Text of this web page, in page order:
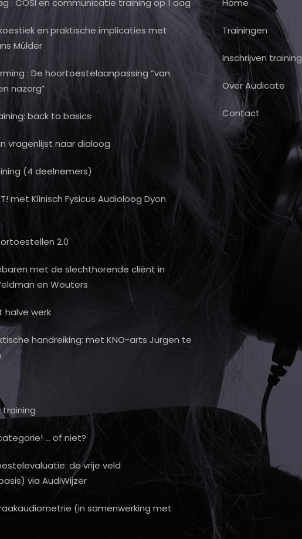
: COSI en communicatie training op 1 dag
en praktische implicaties met
Mülder
: De hoortoestelaanpassing “van
nazorg”
back to basics
vragenlijst naar dialoog
(4 deelnemers)
met Klinisch Fysicus Audioloog Dyon
2.0
met de slechthorende cliënt in
en Wouters
halve werk
handreiking: met KNO-arts Jurgen te
training
… of niet?
de vrije veld
via AudiWijzer
(in samenwerking met
Home
Trainingen
Inschrijven training
Over Audicate
Contact